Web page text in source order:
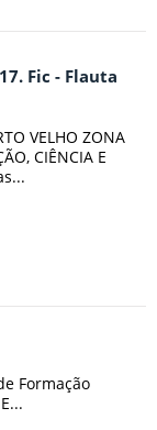
Fic - Flauta
VELHO ZONA
CIÊNCIA E
Formação